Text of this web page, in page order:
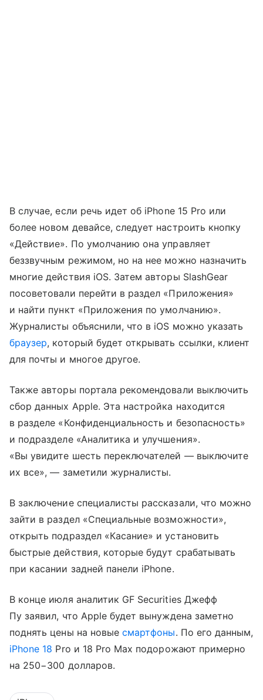
В случае, если речь идет об iPhone 15 Pro или
более новом девайсе, следует настроить кнопку
«Действие». По умолчанию она управляет
беззвучным режимом, но на нее можно назначить
многие действия iOS. Затем авторы SlashGear
посоветовали перейти в раздел «Приложения»
и найти пункт «Приложения по умолчанию».
Журналисты объяснили, что в iOS можно указать
браузер, который будет открывать ссылки, клиент
для почты и многое другое.
Также авторы портала рекомендовали выключить
сбор данных Apple. Эта настройка находится
в разделе «Конфиденциальность и безопасность»
и подразделе «Аналитика и улучшения».
«Вы увидите шесть переключателей — выключите
их все», — заметили журналисты.
В заключение специалисты рассказали, что можно
зайти в раздел «Специальные возможности»,
открыть подраздел «Касание» и установить
быстрые действия, которые будут срабатывать
при касании задней панели iPhone.
В конце июля аналитик GF Securities Джефф
Пу заявил, что Apple будет вынуждена заметно
поднять цены на новыесмартфоны. По его данным,
iPhone 18 Pro и 18 Pro Max подорожают примерно
на 250−300 долларов.